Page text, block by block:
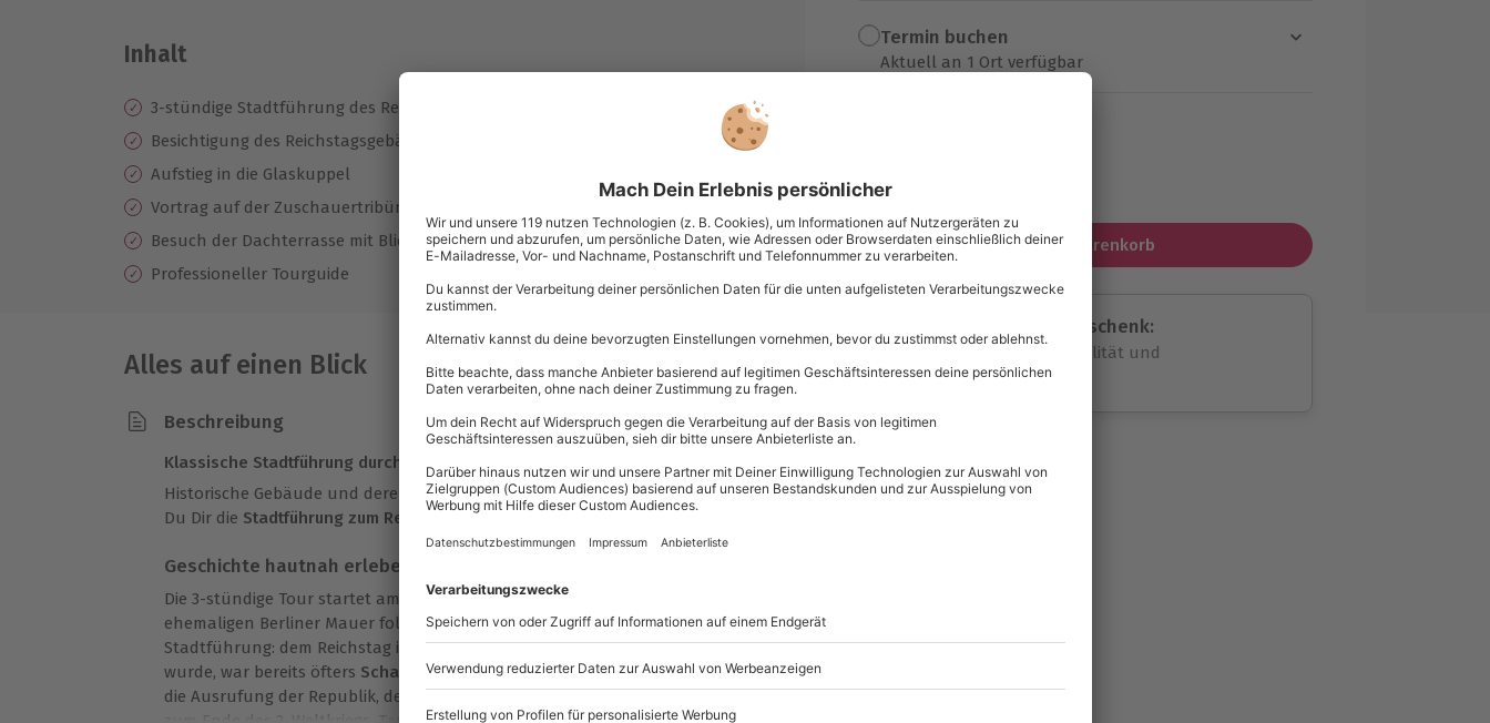
Termin buchen
Aktuell an 1 Ort verfügbar
zzgl. Versand
In den Warenkorb
Immer das passende Geschenk:
Große Auswahl, volle Flexibilität und
maximale Sicherheit
Über 9.000 unvergessliche
Volle Flexibilität
Jeder Gutschein für alle Erlebnisse
Inhalt
3-stündige Stadtführung des Reichstags in Berlin
Besichtigung des Reichstagsgebäude mit seiner spektakulären Glaskuppel
Aufstieg in die Glaskuppel
Vortrag auf der Zuschauertribüne des Plenarsaals
Besuch der Dachterrasse mit Blick auf die Skyline Berlins
Professioneller Tourguide
Alles auf einen Blick
Beschreibung
Klassische Stadtführung durch die schönsten Städte
Historische Gebäude und deren Geschichte faszinieren Dich? Dann solltest
Du Dir die Stadtführung zum Reichstag in Berlin
Geschichte hautnah erleben
Die 3-stündige Tour startet am Brandenburger Tor. Dem Verlauf der
ehemaligen Berliner Mauer folgend geht es zum Hauptziel der
Stadtführung: dem Reichstag in Berlin. Das Gebäude, das 1894 fertiggestellt
wurde, war bereits öfters Schauplatz bedeutender historischer Ereignisse:
die Ausrufung der Republik, der Reichstagsbrand und der Kampf um Berlin